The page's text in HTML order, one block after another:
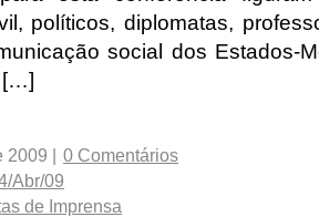
políticos, diplomatas,
social dos Estados-
[…]
2009 |
0 Comentários
Abr/09
de Imprensa